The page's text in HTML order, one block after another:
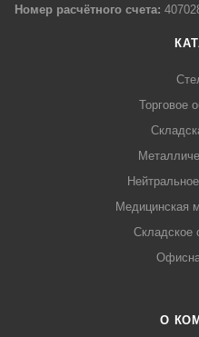
Номер расчётного счета:
Торговое
Медицинская
Складское
О